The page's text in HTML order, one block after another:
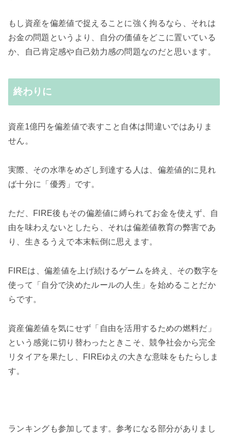
もし資産を偏差値で捉えることに強く拘るなら、それは
お金の問題というより、自分の価値をどこに置いている
か、自己肯定感や自己効力感の問題なのだと思います。
終わりに
資産1億円を偏差値で表すこと自体は間違いではありま
せん。
実際、その水準をめざし到達する人は、偏差値的に見れ
ば十分に「優秀」です。
ただ、FIRE後もその偏差値に縛られてお金を使えず、自
由を味わえないとしたら、それは偏差値教育の弊害であ
り、生きるうえで本末転倒に思えます。
FIREは、偏差値を上げ続けるゲームを終え、その数字を
使って「自分で決めたルールの人生」を始めることだか
らです。
資産偏差値を気にせず「自由を活用するための燃料だ」
という感覚に切り替わったときこそ、競争社会から完全
リタイアを果たし、FIREゆえの大きな意味をもたらしま
す。
ランキングも参加してます。参考になる部分がありまし